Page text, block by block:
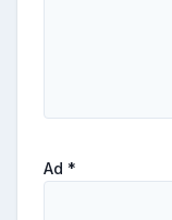
Ad *